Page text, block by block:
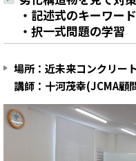
・記述式のキーワード
・択一式問題の学習
場所：近未来コンクリ
講師：十河茂幸(JCMA